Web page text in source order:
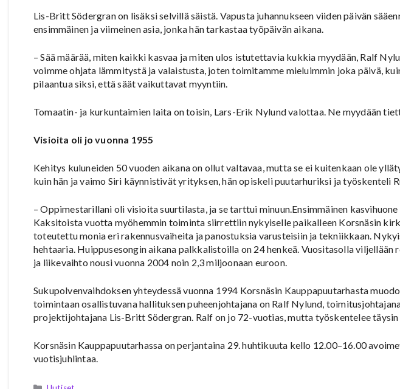
Lis-Britt Södergran on lisäksi selvillä säistä. Vapusta juhannukseen viiden päivän
ensimmäinen ja viimeinen asia, jonka hän tarkastaa työpäivän aikana.
– Sää määrää, miten kaikki kasvaa ja miten ulos istutettavia kukkia myydään, Ralf
voimme ohjata lämmitystä ja valaistusta, joten toimitamme mieluimmin joka päivä,
pilaantua siksi, että säät vaikuttavat myyntiin.
Tomaatin- ja kurkuntaimien laita on toisin, Lars-Erik Nylund valottaa. Ne myydään
Visioita oli jo vuonna 1955
Kehitys kuluneiden 50 vuoden aikana on ollut valtavaa, mutta se ei kuitenkaan ole
kuin hän ja vaimo Siri käynnistivät yrityksen, hän opiskeli puutarhuriksi ja työskenteli
– Oppimestarillani oli visioita suurtilasta, ja se tarttui minuun.Ensimmäinen
Kaksitoista vuotta myöhemmin toiminta siirrettiin nykyiselle paikalleen Korsnäsin
toteutettu monia eri rakennusvaiheita ja panostuksia varusteisiin ja tekniikkaan.
hehtaaria. Huippusesongin aikana palkkalistoilla on 24 henkeä. Vuositasolla viljellään
ja liikevaihto nousi vuonna 2004 noin 2,3 miljoonaan euroon.
Sukupolvenvaihdoksen yhteydessä vuonna 1994 Korsnäsin Kauppapuutarhasta
toimintaan osallistuvana hallituksen puheenjohtajana on Ralf Nylund,
projektijohtajana Lis-Britt Södergran. Ralf on jo 72-vuotias, mutta työskentelee täysin
Korsnäsin Kauppapuutarhassa on perjantaina 29. huhtikuuta kello 12.00–16.00
vuotisjuhlintaa.